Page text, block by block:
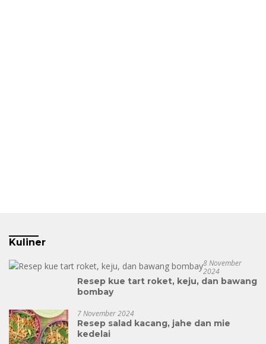
Kuliner
8 November
2024
Resep kue tart roket, keju, dan bawang
bombay
7 November 2024
Resep salad kacang, jahe dan mie
kedelai